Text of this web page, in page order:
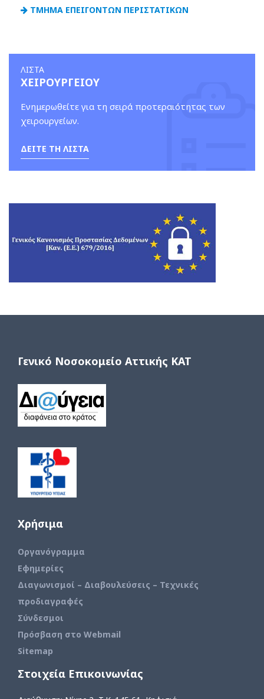
ΤΜΗΜΑ ΕΠΕΙΓΟΝΤΩΝ ΠΕΡΙΣΤΑΤΙΚΩΝ
ΛΙΣΤΑ
ΧΕΙΡΟΥΡΓΕΙΟΥ
Ενημερωθείτε για τη σειρά προτεραιότητας των
χειρουργείων.
ΔΕΙΤΕ ΤΗ ΛΙΣΤΑ
Γενικό Νοσοκομείο Αττικής ΚΑΤ
Χρήσιμα
Οργανόγραμμα
Εφημερίες
Διαγωνισμοί – Διαβουλεύσεις – Τεχνικές
προδιαγραφές
Σύνδεσμοι
Πρόσβαση στο Webmail
Sitemap
Στοιχεία Επικοινωνίας